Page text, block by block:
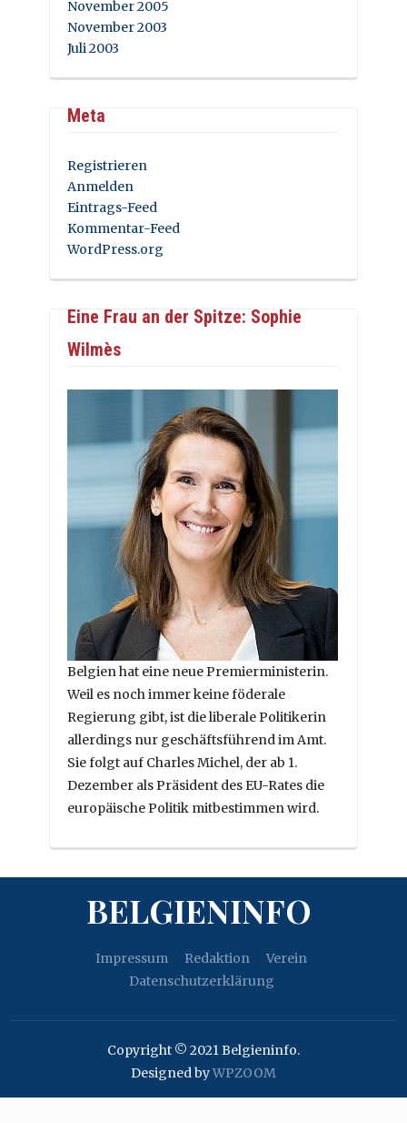
November 2005
November 2003
Juli 2003
Meta
Registrieren
Anmelden
Eintrags-Feed
Kommentar-Feed
WordPress.org
Eine Frau an der Spitze: Sophie
Wilmès
Belgien hat eine neue Premierministerin.
Weil es noch immer keine föderale
Regierung gibt, ist die liberale Politikerin
allerdings nur geschäftsführend im Amt.
Sie folgt auf Charles Michel, der ab 1.
Dezember als Präsident des EU-Rates die
europäische Politik mitbestimmen wird.
BELGIENINFO
Impressum Redaktion
Verein
Datenschutzerklärung
Copyright © 2021 Belgieninfo.
Designed byWPZOOM